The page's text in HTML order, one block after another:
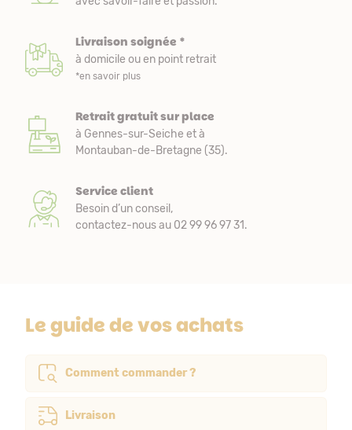
Livraison soignée *
à domicile ou en point retrait
*en savoir plus
Retrait gratuit sur place
à Gennes-sur-Seiche et à
Montauban-de-Bretagne (35).
Service client
Besoin d’un conseil,
contactez-nous au 02 99 96 97 31.
Le guide de vos achats
Comment commander ?
Livraison